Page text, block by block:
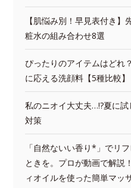
【肌悩み別！早見表付き】
粧水の組み合わせ8選
ぴったりのアイテムはどれ
に応える洗顔料【5種比較】
私のニオイ大丈夫…!?夏に
対策
「自然ないい香り*」でリ
ときを。プロが動画で解説
ィオイルを使った簡単マッ